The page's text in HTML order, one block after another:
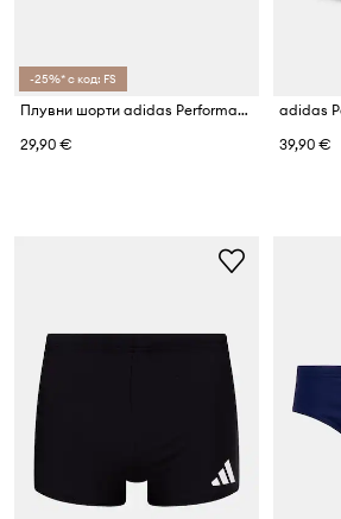
-25%* с код: FS
Плувни шорти adidas Performance
29,90 €
39,90 €